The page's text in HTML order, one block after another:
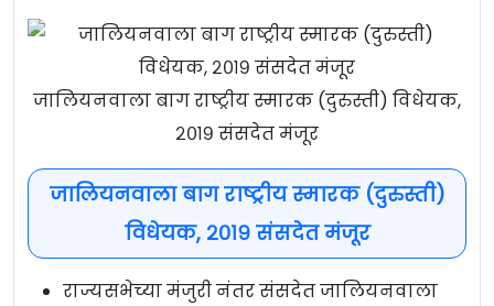
जालियनवाला बाग राष्ट्रीय स्मारक (दुरुस्ती) विधेयक,
२०१९ संसदेत मंजूर
जालियनवाला बाग राष्ट्रीय स्मारक (दुरुस्ती)
विधेयक, २०१९ संसदेत मंजूर
राज्यसभेच्या मंजुरी नंतर संसदेत जालियनवाला